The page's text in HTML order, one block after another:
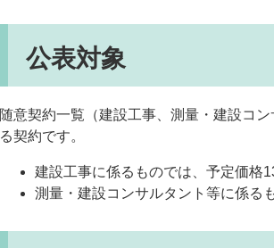
公表対象
随意契約一覧（建設工事、測量・建設コ
る契約です。
建設工事に係るものでは、予定価格
測量・建設コンサルタント等に係る